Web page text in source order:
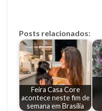
Posts relacionados:
Feira Casa Core
acontece neste fim de
semana em Brasília